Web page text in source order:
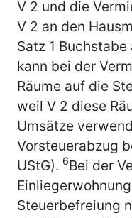
V 2 und die
V 2 an den
Satz 1
kann bei der
Räume auf die
weil V 2 diese
Umsätze
Vorsteuerabzug
UStG). 6Bei der
Steuerbefreiung